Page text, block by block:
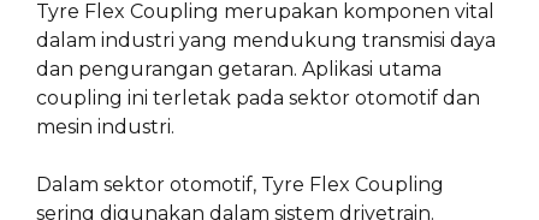
Tyre Flex Coupling merupakan komponen vital
dalam industri yang mendukung transmisi daya
dan pengurangan getaran. Aplikasi utama
coupling ini terletak pada sektor otomotif dan
mesin industri.
Dalam sektor otomotif, Tyre Flex Coupling
sering digunakan dalam sistem drivetrain.